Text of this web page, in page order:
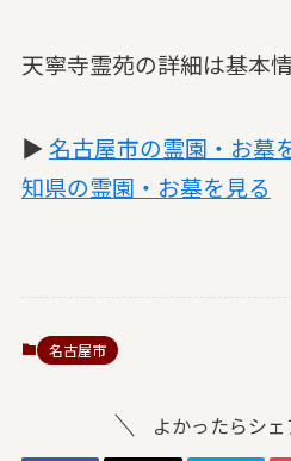
天寧寺霊苑の詳細は基本
▶ 名古屋市の霊園・お墓
知県の霊園・お墓を見る
名古屋市
よかったらシェ